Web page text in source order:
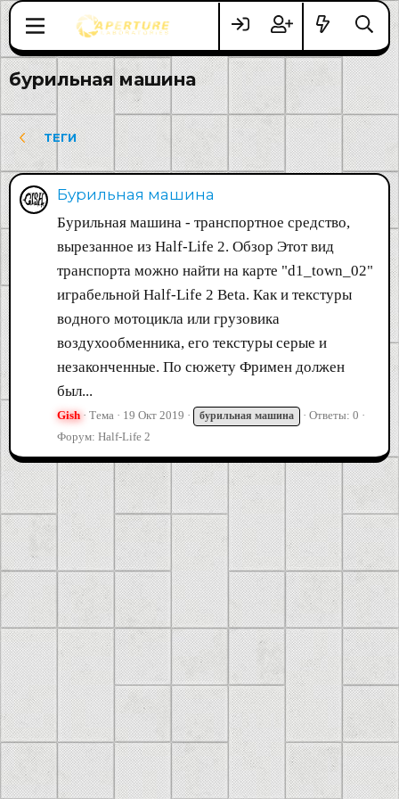
бурильная машина
ТЕГИ
Бурильная машина
Бурильная машина - транспортное средство,
вырезанное из Half-Life 2. Обзор Этот вид
транспорта можно найти на карте "d1_town_02"
играбельной Half-Life 2 Beta. Как и текстуры
водного мотоцикла или грузовика
воздухообменника, его текстуры серые и
незаконченные. По сюжету Фримен должен
был...
Gish Тема 19 Окт 2019 бурильная машина
Ответы: 0
Форум: Half-Life 2